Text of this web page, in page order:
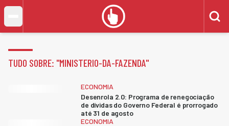
TUDO SOBRE: "MINISTERIO-DA-FAZENDA"
ECONOMIA
Desenrola 2.0: Programa de renegociação
de dívidas do Governo Federal é prorrogado
até 31 de agosto
ECONOMIA